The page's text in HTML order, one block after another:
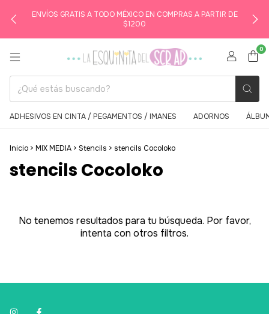
ENVÍOS GRATIS A TODO MÉXICO EN COMPRAS A PARTIR DE
$1200
0
ADHESIVOS EN CINTA / PEGAMENTOS / IMANES ADORNOS
Inicio > MIX MEDIA > Stencils > stencils Cocoloko
stencils Cocoloko
No tenemos resultados para tu búsqueda. Por favor,
intenta con otros filtros.